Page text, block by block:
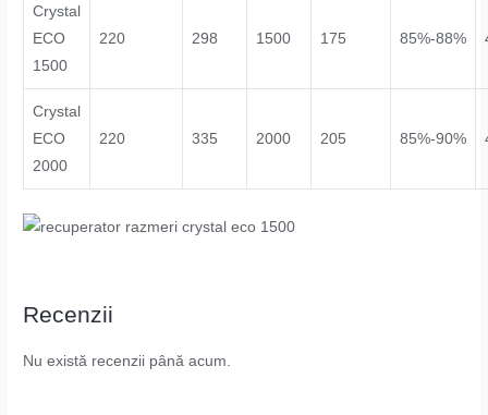
Crystal
ECO
1500
220 298 1500 175 85%-88%
Crystal
ECO
2000
220 335 2000 205 85%-90%
Recenzii
Nu există recenzii până acum.